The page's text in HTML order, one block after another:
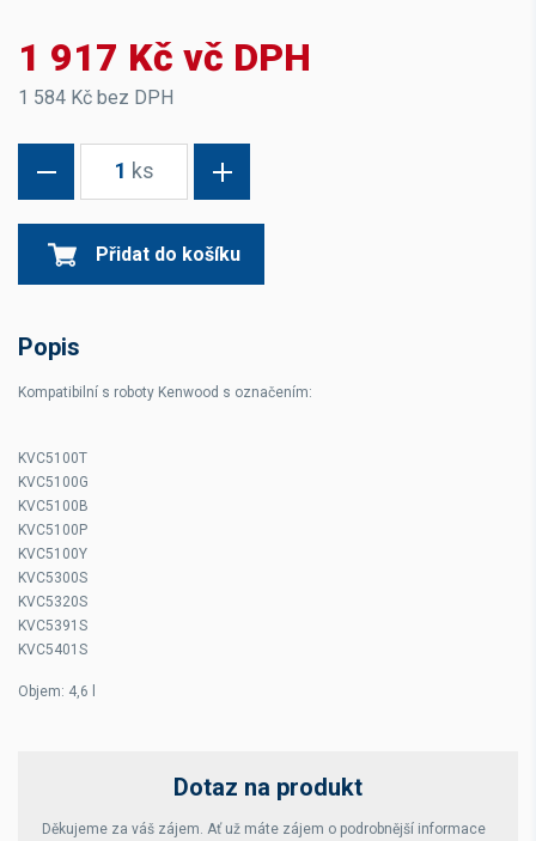
1 917 Kč vč DPH
1 584 Kč bez DPH
1 ks
Přidat do košíku
Popis
Kompatibilní s roboty Kenwood s označením:
KVC5100T
KVC5100G
KVC5100B
KVC5100P
KVC5100Y
KVC5300S
KVC5320S
KVC5391S
KVC5401S
Objem: 4,6 l
Dotaz na produkt
Děkujeme za váš zájem. Ať už máte zájem o podrobnější informace